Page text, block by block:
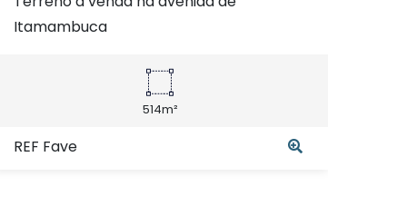
Itamambuca
514m²
REF Fave